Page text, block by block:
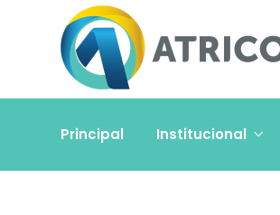
Principal Institucional